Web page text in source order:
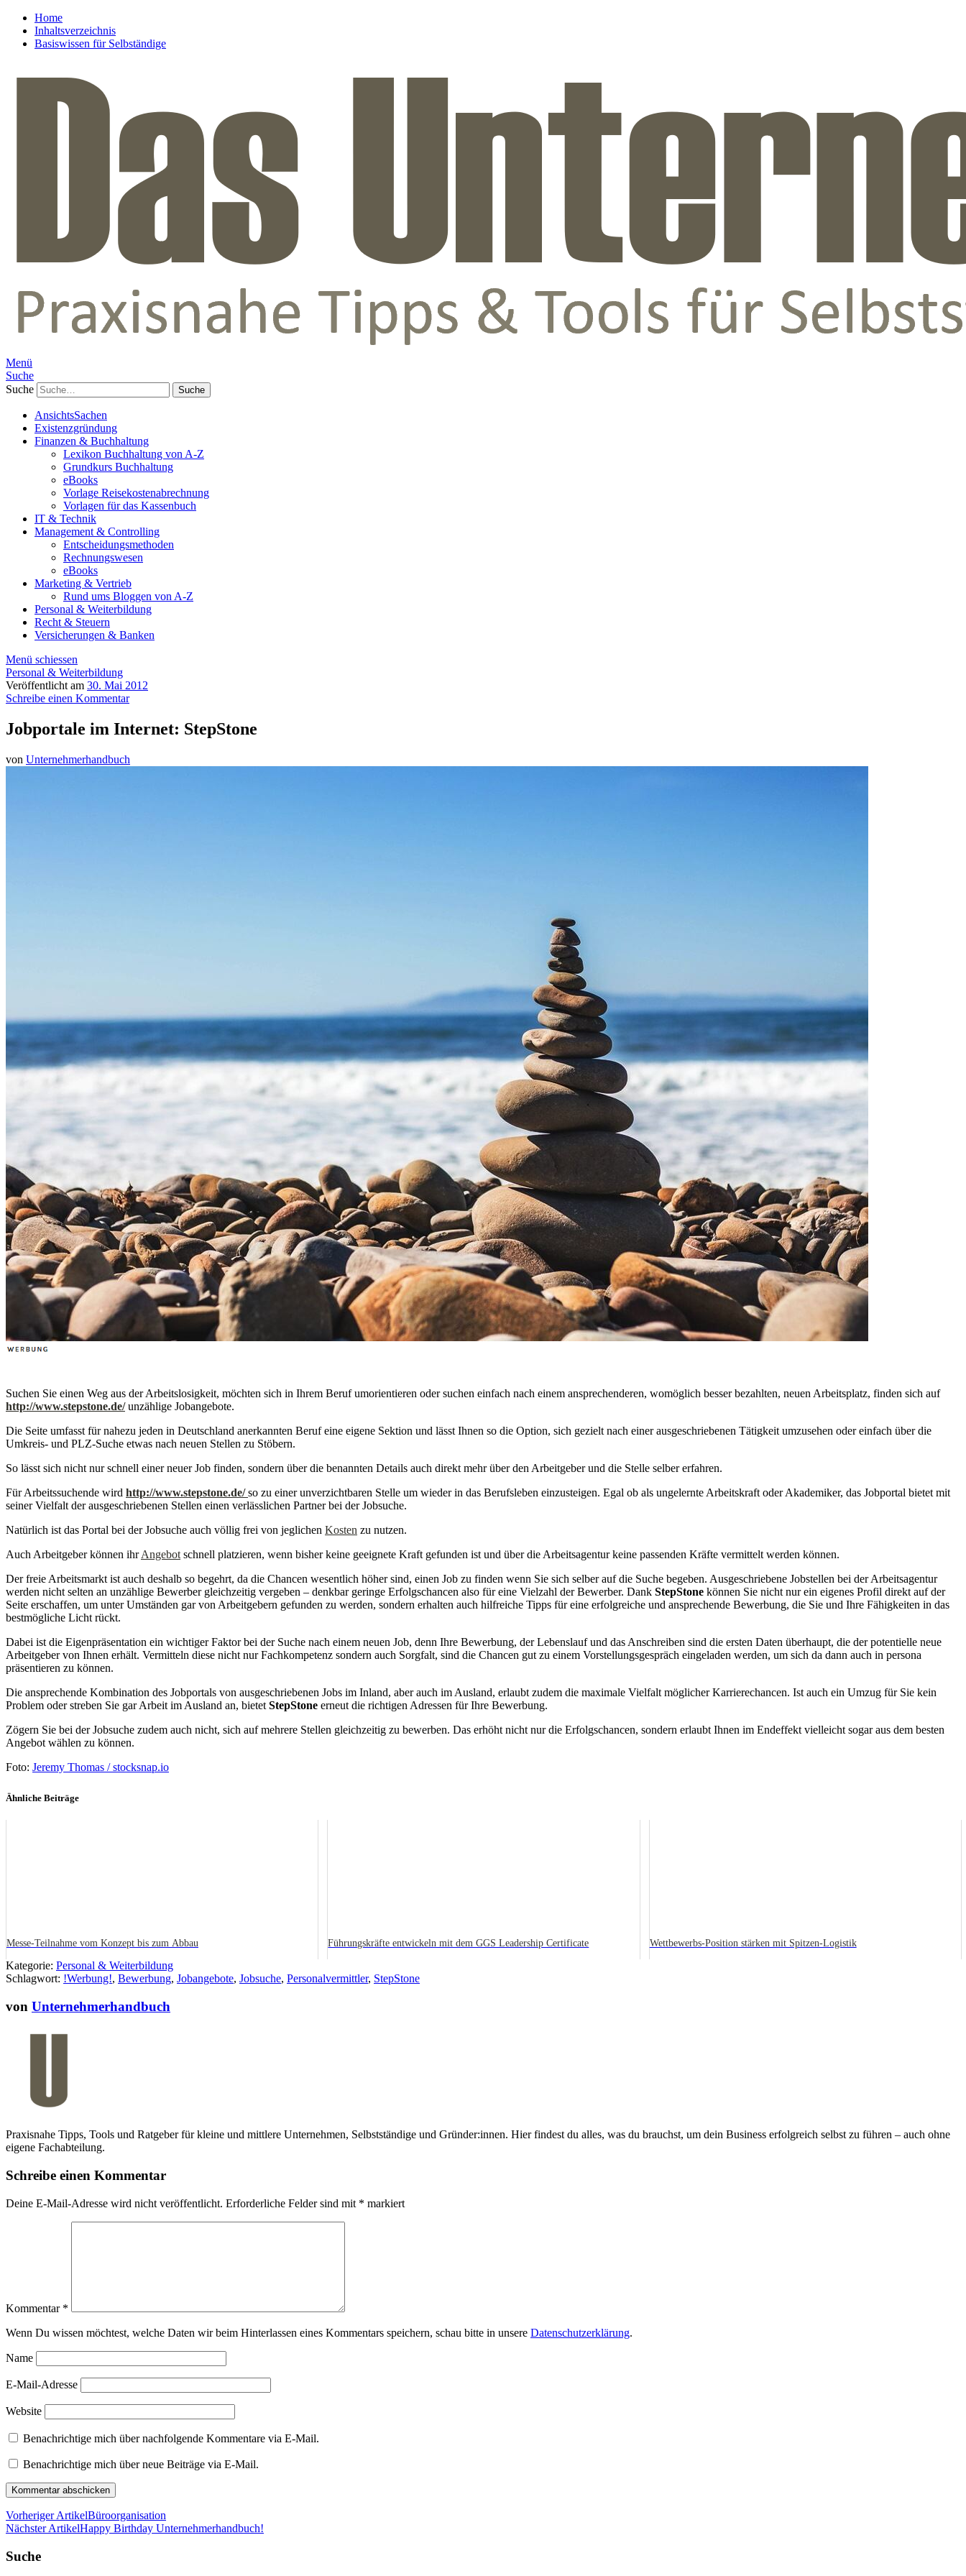
Home
Inhaltsverzeichnis
Basiswissen für Selbständige
Menü
Suche
Suche
AnsichtsSachen
Existenzgründung
Finanzen & Buchhaltung
Lexikon Buchhaltung von A-Z
Grundkurs Buchhaltung
eBooks
Vorlage Reisekostenabrechnung
Vorlagen für das Kassenbuch
IT & Technik
Management & Controlling
Entscheidungsmethoden
Rechnungswesen
eBooks
Marketing & Vertrieb
Rund ums Bloggen von A-Z
Personal & Weiterbildung
Recht & Steuern
Versicherungen & Banken
Menü schiessen
Personal & Weiterbildung
Veröffentlicht am 30. Mai 2012
Schreibe einen Kommentar
Jobportale im Internet: StepStone
von Unternehmerhandbuch
Suchen Sie einen Weg aus der Arbeitslosigkeit, möchten sich in Ihrem Beruf umorientieren oder suchen einfach nach einem ansprechenderen, womöglich besser bezahlten, neuen Arbeitsplatz, finden sich auf
http://www.stepstone.de/unzählige Jobangebote.
Die Seite umfasst für nahezu jeden in Deutschland anerkannten Beruf eine eigene Sektion und lässt Ihnen so die Option, sich gezielt nach einer ausgeschriebenen Tätigkeit umzusehen oder einfach über die
Umkreis- und PLZ-Suche etwas nach neuen Stellen zu Stöbern.
So lässt sich nicht nur schnell einer neuer Job finden, sondern über die benannten Details auch direkt mehr über den Arbeitgeber und die Stelle selber erfahren.
Für Arbeitssuchende wird http://www.stepstone.de/so zu einer unverzichtbaren Stelle um wieder in das Berufsleben einzusteigen. Egal ob als ungelernte Arbeitskraft oder Akademiker, das Jobportal bietet mit
seiner Vielfalt der ausgeschriebenen Stellen einen verlässlichen Partner bei der Jobsuche.
Natürlich ist das Portal bei der Jobsuche auch völlig frei von jeglichen Kosten zu nutzen.
Auch Arbeitgeber können ihrAngebot schnell platzieren, wenn bisher keine geeignete Kraft gefunden ist und über die Arbeitsagentur keine passenden Kräfte vermittelt werden können.
Der freie Arbeitsmarkt ist auch deshalb so begehrt, da die Chancen wesentlich höher sind, einen Job zu finden wenn Sie sich selber auf die Suche begeben. Ausgeschriebene Jobstellen bei der Arbeitsagentur
werden nicht selten an unzählige Bewerber gleichzeitig vergeben – denkbar geringe Erfolgschancen also für eine Vielzahl der Bewerber. Dank StepStone können Sie nicht nur ein eigenes Profil direkt auf der
Seite erschaffen, um unter Umständen gar von Arbeitgebern gefunden zu werden, sondern erhalten auch hilfreiche Tipps für eine erfolgreiche und ansprechende Bewerbung, die Sie und Ihre Fähigkeiten in das
bestmögliche Licht rückt.
Dabei ist die Eigenpräsentation ein wichtiger Faktor bei der Suche nach einem neuen Job, denn Ihre Bewerbung, der Lebenslauf und das Anschreiben sind die ersten Daten überhaupt, die der potentielle neue
Arbeitgeber von Ihnen erhält. Vermitteln diese nicht nur Fachkompetenz sondern auch Sorgfalt, sind die Chancen gut zu einem Vorstellungsgespräch eingeladen werden, um sich da dann auch in persona
präsentieren zu können.
Die ansprechende Kombination des Jobportals von ausgeschriebenen Jobs im Inland, aber auch im Ausland, erlaubt zudem die maximale Vielfalt möglicher Karrierechancen. Ist auch ein Umzug für Sie kein
Problem oder streben Sie gar Arbeit im Ausland an, bietet StepStone erneut die richtigen Adressen für Ihre Bewerbung.
Zögern Sie bei der Jobsuche zudem auch nicht, sich auf mehrere Stellen gleichzeitig zu bewerben. Das erhöht nicht nur die Erfolgschancen, sondern erlaubt Ihnen im Endeffekt vielleicht sogar aus dem besten
Angebot wählen zu können.
Foto: Jeremy Thomas / stocksnap.io
Ähnliche Beiträge
Messe-Teilnahme vom Konzept bis zum Abbau Führungskräfte entwickeln mit dem GGS Leadership Certificate Wettbewerbs-Position stärken mit Spitzen-Logistik
Kategorie: Personal & Weiterbildung
Schlagwort: !Werbung!, Bewerbung, Jobangebote, Jobsuche, Personalvermittler, StepStone
von Unternehmerhandbuch
Praxisnahe Tipps, Tools und Ratgeber für kleine und mittlere Unternehmen, Selbstständige und Gründer:innen. Hier findest du alles, was du brauchst, um dein Business erfolgreich selbst zu führen – auch ohne
eigene Fachabteilung.
Schreibe einen Kommentar
Deine E-Mail-Adresse wird nicht veröffentlicht. Erforderliche Felder sind mit * markiert
Kommentar *
Wenn Du wissen möchtest, welche Daten wir beim Hinterlassen eines Kommentars speichern, schau bitte in unsere Datenschutzerklärung.
Name
E-Mail-Adresse
Website
Benachrichtige mich über nachfolgende Kommentare via E-Mail.
Benachrichtige mich über neue Beiträge via E-Mail.
Vorheriger ArtikelBüroorganisation
Nächster ArtikelHappy Birthday Unternehmerhandbuch!
Suche